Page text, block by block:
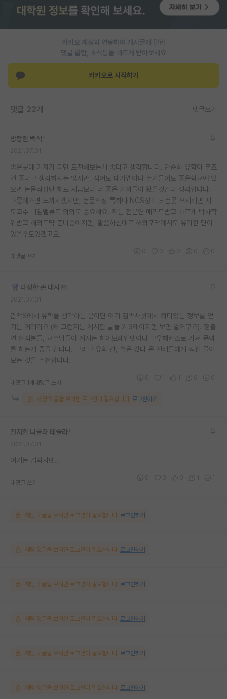
카카오 계정과 연동하여 게시글에 달린
댓글 알람, 소식등을 빠르게 받아보세요
카카오로 시작하기
댓글 22개 댓글쓰기
방탕한 백석
좋은곳에 기회가 되면 도전해보는게 좋다고 생각합니다. 단순히 유학이 무조
건 좋다고 생각하지는 않지만, 적어도 대가랩이나 누가들어도 좋은학교에 있
으면 논문작성만 해도 지금보다 더 좋은 기회들이 왔을것같다 생각합니다.
나중에가면 느끼시겠지만, 논문작성 특히나 NCS정도 되는곳 쓰시려면 지
도교수 네임밸류도 의외로 중요해요. 저는 전문연 메리트받고 빠르게 박사학
위받고 해외포닥 준비중이지만, 말씀하신대로 해외포닥에서도 유리한 면이
있을수도있겠고요.
대댓글 쓰기
다정한 존 내시
관악S에서 유학을 생각하는 분이면 여기 김박사넷에서 의미있는 정보를 얻
기는 어려워요 (왜 그런지는 게시판 글들 2-3페이지만 보면 알거구요). 정출
연 현직분들, 교수님들이 계시는 하이브레인넷이나 고우해커스로 가서 문의
를 하는게 좋을 겁니다. 그리고 유학 간, 혹은 갔다 온 선배들에게 직접 물어
보는 것을 추천합니다.
대댓글 1개 대댓글 쓰기
해당 댓글을 보려면 로그인이 필요합니다. 로그인하기
진지한 니콜라 테슬라
여기는 김학사넷..
대댓글 쓰기
해당 댓글을 보려면 로그인이 필요합니다. 로그인하기
해당 댓글을 보려면 로그인이 필요합니다. 로그인하기
해당 댓글을 보려면 로그인이 필요합니다. 로그인하기
해당 댓글을 보려면 로그인이 필요합니다. 로그인하기
해당 댓글을 보려면 로그인이 필요합니다. 로그인하기
해당 댓글을 보려면 로그인이 필요합니다. 로그인하기